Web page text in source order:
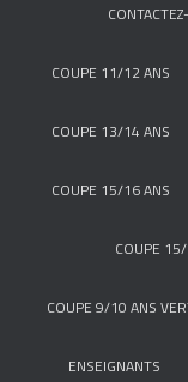
COUPE 11/12 ANS
COUPE 13/14 ANS
COUPE 15/16 ANS
COUPE
COUPE 9/10 ANS
ENSEIGNANTS